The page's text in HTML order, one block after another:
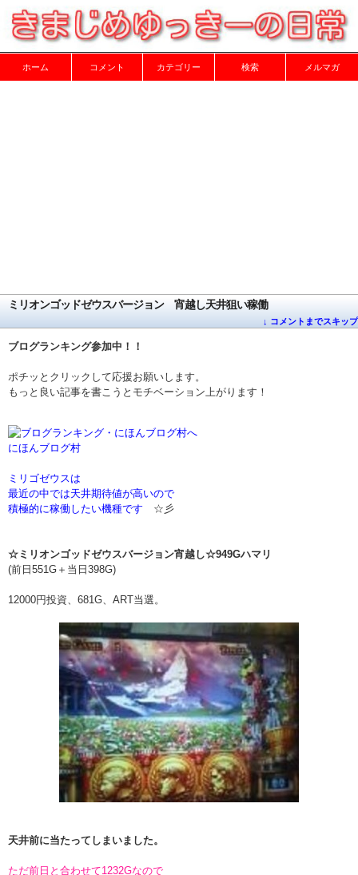
ホーム コメント カテゴリー 検索 メルマガ
ミリオンゴッドゼウスバージョン 宵越し天井狙い稼働
↓ コメントまでスキップ
ブログランキング参加中！！
ポチッとクリックして応援お願いします。
もっと良い記事を書こうとモチベーション上がります！
にほんブログ村
ミリゴゼウスは
最近の中では天井期待値が高いので
積極的に稼働したい機種です ☆彡
☆ミリオンゴッドゼウスバージョン宵越し☆949Gハマリ
(前日551G＋当日398G)
12000円投資、681G、ART当選。
天井前に当たってしまいました。
ただ前日と合わせて1232Gなので